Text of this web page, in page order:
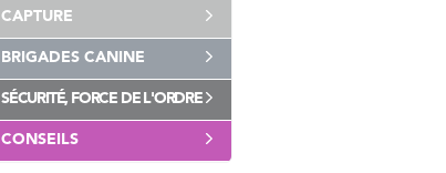
CAPTURE
BRIGADES CANINE
SÉCURITÉ, FORCE DE L'ORDRE
CONSEILS